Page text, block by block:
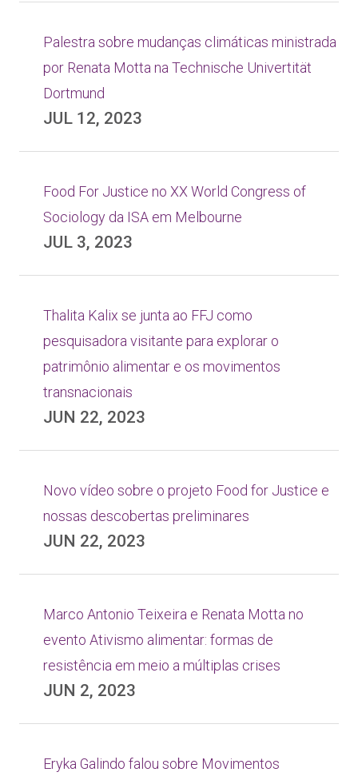
Palestra sobre mudanças climáticas ministrada
por Renata Motta na Technische Univertität
Dortmund
JUL 12, 2023
Food For Justice no XX World Congress of
Sociology da ISA em Melbourne
JUL 3, 2023
Thalita Kalix se junta ao FFJ como
pesquisadora visitante para explorar o
patrimônio alimentar e os movimentos
transnacionais
JUN 22, 2023
Novo vídeo sobre o projeto Food for Justice e
nossas descobertas preliminares
JUN 22, 2023
Marco Antonio Teixeira e Renata Motta no
evento Ativismo alimentar: formas de
resistência em meio a múltiplas crises
JUN 2, 2023
Eryka Galindo falou sobre Movimentos